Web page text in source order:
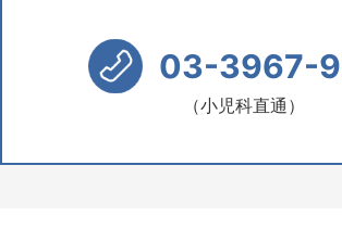
03-3967-
（小児科直通）